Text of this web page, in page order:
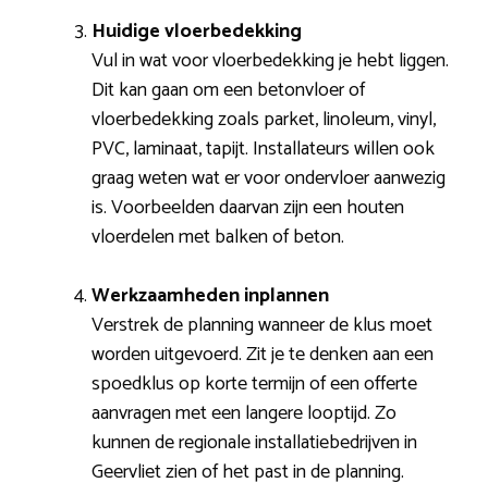
Huidige vloerbedekking
Vul in wat voor vloerbedekking je hebt liggen.
Dit kan gaan om een betonvloer of
vloerbedekking zoals parket, linoleum, vinyl,
PVC, laminaat, tapijt. Installateurs willen ook
graag weten wat er voor ondervloer aanwezig
is. Voorbeelden daarvan zijn een houten
vloerdelen met balken of beton.
Werkzaamheden inplannen
Verstrek de planning wanneer de klus moet
worden uitgevoerd. Zit je te denken aan een
spoedklus op korte termijn of een offerte
aanvragen met een langere looptijd. Zo
kunnen de regionale installatiebedrijven in
Geervliet zien of het past in de planning.